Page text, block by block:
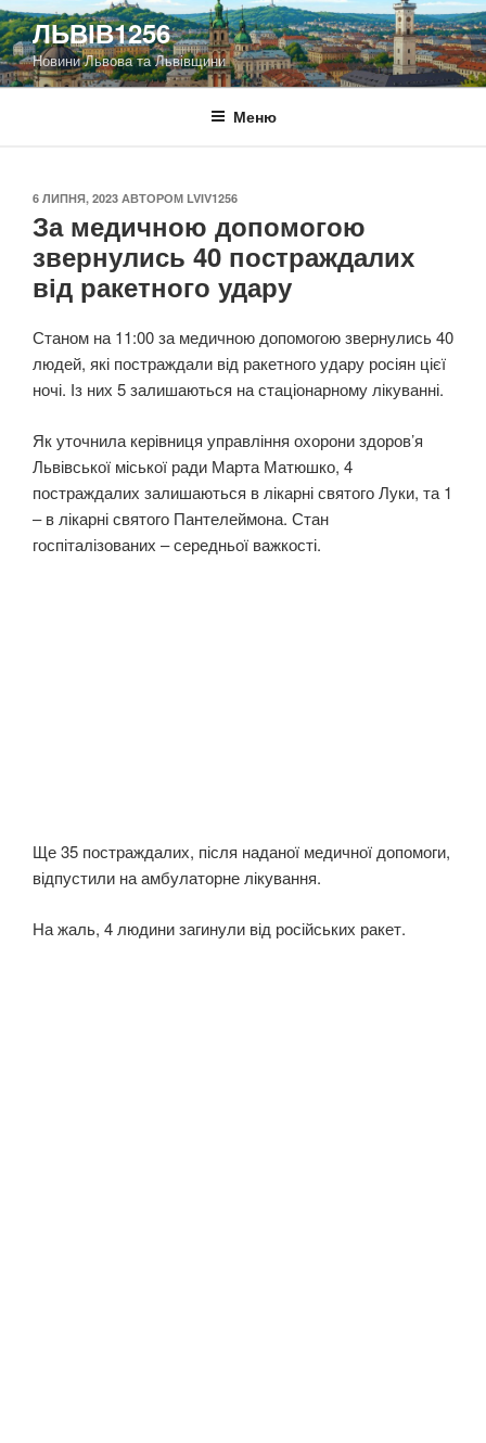
Перейти
до
вмісту
ЛЬВІВ1256
Новини Львова та Львівщини
Меню
ОПУБЛІКОВАНО
6 ЛИПНЯ, 2023 АВТОРОМ LVIV1256
За медичною допомогою
звернулись 40 постраждалих
від ракетного удару
Станом на 11:00 за медичною допомогою звернулись 40
людей, які постраждали від ракетного удару росіян цієї
ночі. Із них 5 залишаються на стаціонарному лікуванні.
Як уточнила керівниця управління охорони здоров’я
Львівської міської ради Марта Матюшко, 4
постраждалих залишаються в лікарні святого Луки, та 1
– в лікарні святого Пантелеймона. Стан
госпіталізованих – середньої важкості.
Ще 35 постраждалих, після наданої медичної допомоги,
відпустили на амбулаторне лікування.
На жаль, 4 людини загинули від російських ракет.